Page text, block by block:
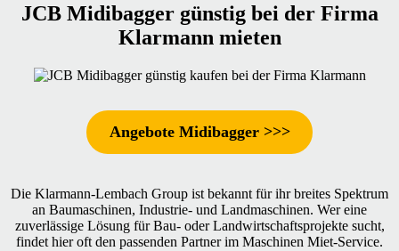
JCB Midibagger günstig bei der Firma
Klarmann mieten
Angebote Midibagger >>>
Die Klarmann-Lembach Group ist bekannt für ihr breites Spektrum
an Baumaschinen, Industrie- und Landmaschinen. Wer eine
zuverlässige Lösung für Bau- oder Landwirtschaftsprojekte sucht,
findet hier oft den passenden Partner im Maschinen Miet-Service.